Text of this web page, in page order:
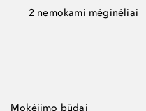
2 nemokami mėginėliai
Mokėjimo būdai